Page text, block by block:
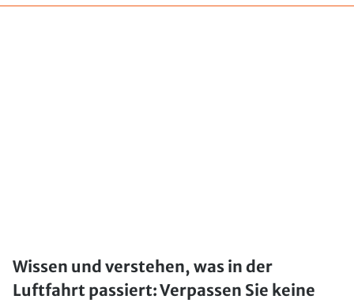
Wissen und verstehen, was in der
Luftfahrt passiert: Verpassen Sie keine